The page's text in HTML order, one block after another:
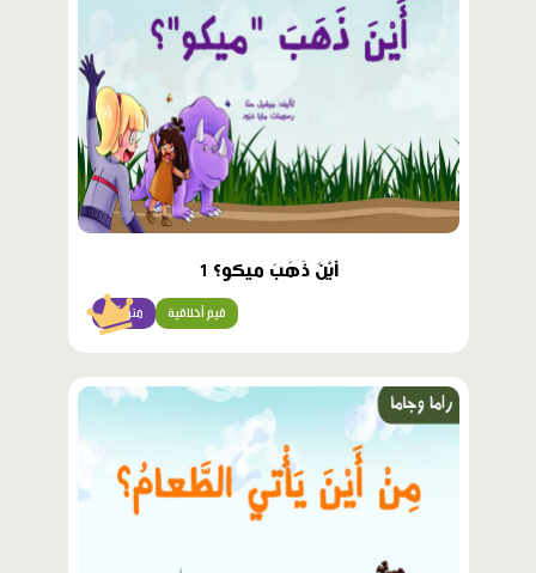
أَيْنَ ذَهَبَ ميكو؟ 1
متوسّط قيم أخلاقية
محتوى
مميّز